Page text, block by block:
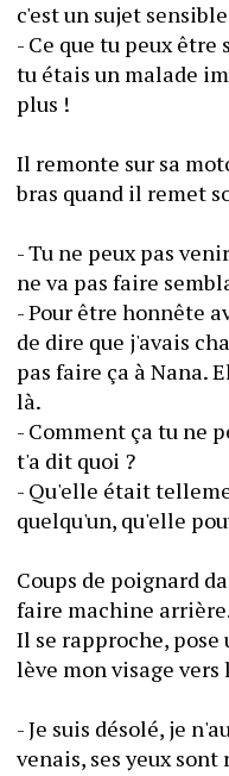
- Ce que tu peux
tu étais un malade
plus !
Il remonte sur sa
bras quand il remet
- Tu ne peux pas
ne va pas faire
- Pour être honnête
de dire que j'avais
pas faire ça à Nana.
là.
- Comment ça tu ne
t'a dit quoi ?
- Qu'elle était
quelqu'un, qu'elle
Coups de poignard
faire machine
Il se rapproche,
- Je suis désolé, je